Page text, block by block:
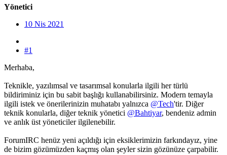
Yönetici
10 Nis 2021
#1
Merhaba,
Teknikle, yazılımsal ve tasarımsal konularla ilgili her türlü
bildiriminiz için bu sabit başlığı kullanabilirsiniz. Modern temayla
ilgili istek ve önerilerinizin muhatabı yalnızca @Tech'tir. Diğer
teknik konularla, diğer teknik yönetici @Bahtiyar, bendeniz admin
ve anlık üst yöneticiler ilgilenebilir.
ForumIRC henüz yeni açıldığı için eksiklerimizin farkındayız, yine
de bizim gözümüzden kaçmış olan şeyler sizin gözünüze çarpabilir.